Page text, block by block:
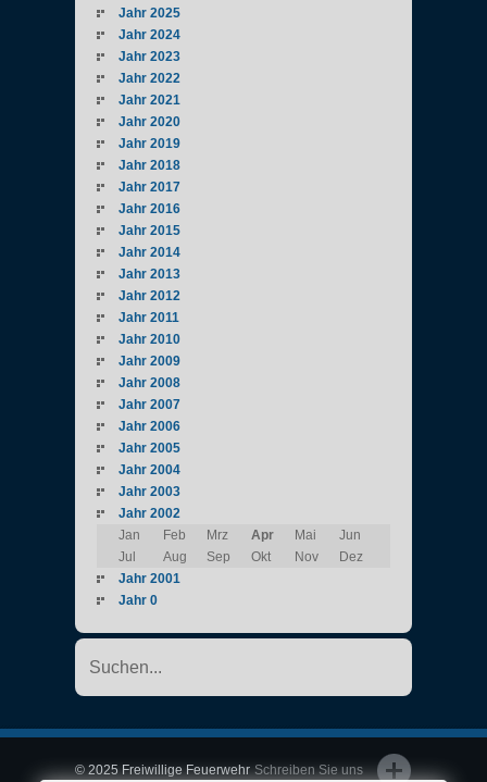
Jahr 2025
Jahr 2024
Jahr 2023
Jahr 2022
Jahr 2021
Jahr 2020
Jahr 2019
Jahr 2018
Jahr 2017
Jahr 2016
Jahr 2015
Jahr 2014
Jahr 2013
Jahr 2012
Jahr 2011
Jahr 2010
Jahr 2009
Jahr 2008
Jahr 2007
Jahr 2006
Jahr 2005
Jahr 2004
Jahr 2003
Jahr 2002
Jan
Feb Mrz Apr Mai
Jun
Jul
Aug Sep Okt Nov
Dez
Jahr 2001
Jahr 0
Schreiben Sie uns
© 2025 Freiwillige Feuerwehr